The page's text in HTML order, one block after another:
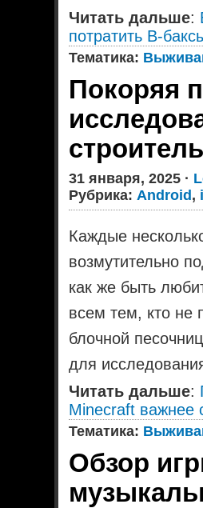
Читать дальше:
потратить В-
Тематика:
Покоряя
31 января, 2025 ·
Рубрика: Android,
Каждые
возмутительно
как же быть
всем тем, кто не
блочной
для
Читать дальше:
Minecraft важнее
Тематика:
Обзор